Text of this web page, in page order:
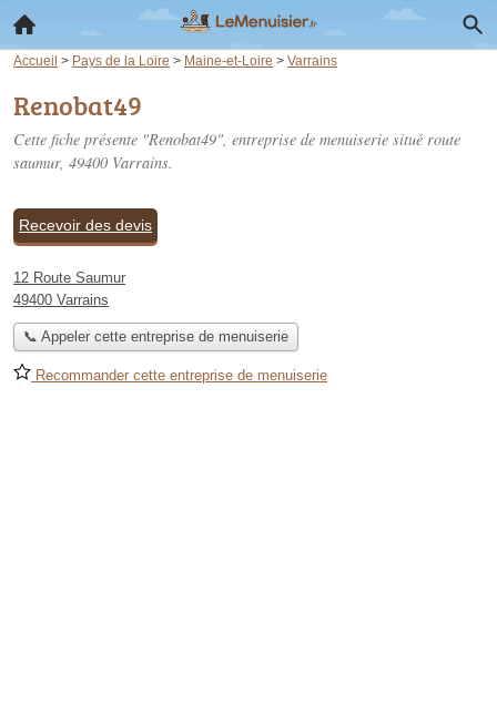
Accueil > Pays de la Loire > Maine-et-Loire > Varrains
Renobat49
Cette fiche présente "Renobat49", entreprise de menuiserie situé route
saumur, 49400 Varrains.
Recevoir des devis
12 Route Saumur
49400 Varrains
📞 Appeler cette entreprise de menuiserie
Recommander cette entreprise de menuiserie